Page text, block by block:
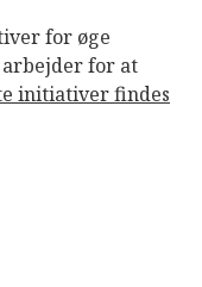
for øge
arbejder for at
initiativer findes